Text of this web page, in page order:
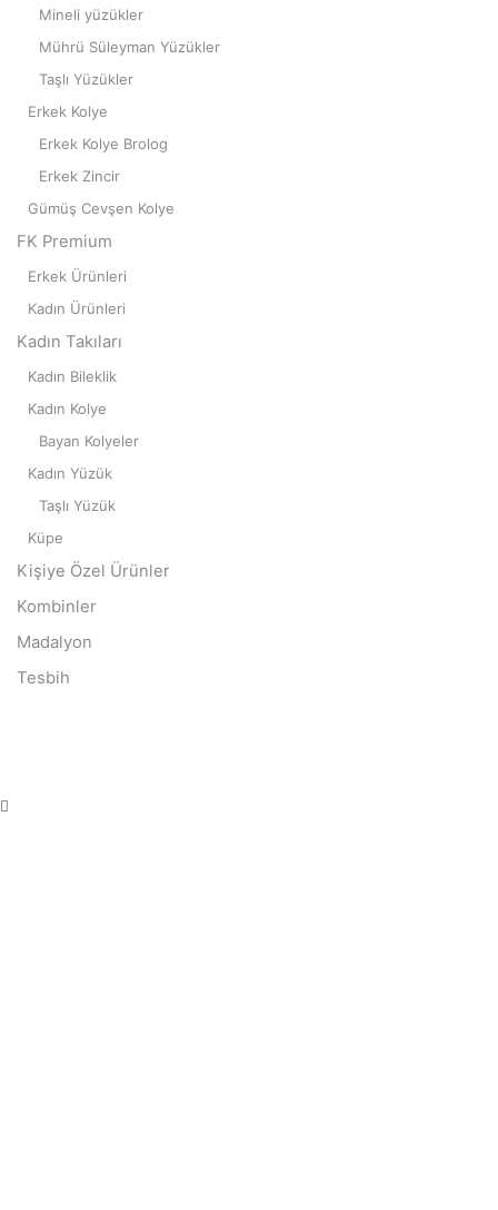
Mineli yüzükler
Mührü Süleyman Yüzükler
Taşlı Yüzükler
Erkek Kolye
Erkek Kolye Brolog
Erkek Zincir
Gümüş Cevşen Kolye
FK Premium
Erkek Ürünleri
Kadın Ürünleri
Kadın Takıları
Kadın Bileklik
Kadın Kolye
Bayan Kolyeler
Kadın Yüzük
Taşlı Yüzük
Küpe
Kişiye Özel Ürünler
Kombinler
Madalyon
Tesbih